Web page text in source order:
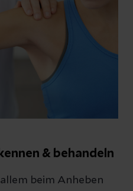
& behandeln
beim Anheben